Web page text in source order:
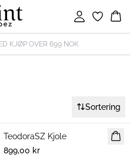
Logg inn
KJØP OVER 699 NOK
Sortering
NYHET
TeodoraSZ Kjole
899,00 kr